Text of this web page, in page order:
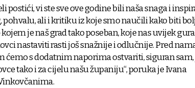
postići, vi ste sve ove godine bili naša snaga i
pohvalu, ali i kritiku iz koje smo naučili kako biti
je naš grad tako poseban, koje nas uvijek gura
nastaviti rasti još snažnije i odlučnije. Pred
ćemo s dodatnim naporima ostvariti, siguran sam,
tako i za cijelu našu županiju“, poruka je Ivana